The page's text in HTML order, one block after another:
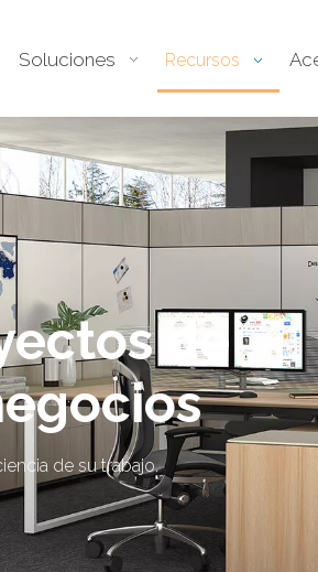
Soluciones Recursos
de
de su trabajo.